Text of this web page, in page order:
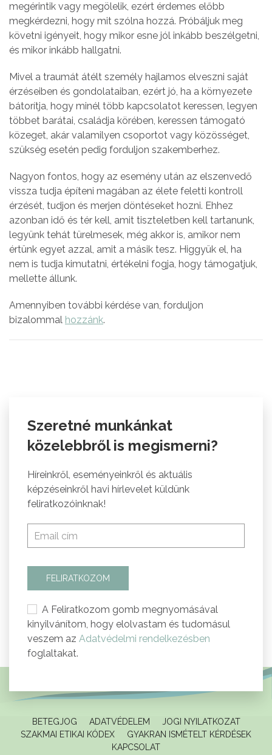
megérintik vagy megölelik, ezért érdemes előbb
megkérdezni, hogy mit szólna hozzá. Próbáljuk meg
követni igényeit, hogy mikor esne jól inkább beszélgetni,
és mikor inkább hallgatni.
Mivel a traumát átélt személy hajlamos elveszni saját
érzéseiben és gondolataiban, ezért jó, ha a környezete
bátorítja, hogy minél több kapcsolatot keressen, legyen
többet barátai, családja körében, keressen támogató
közeget, akár valamilyen csoportot vagy közösséget,
szükség esetén pedig forduljon szakemberhez.
Nagyon fontos, hogy az esemény után az elszenvedő
vissza tudja építeni magában az élete feletti kontroll
érzését, tudjon és merjen döntéseket hozni. Ehhez
azonban idő és tér kell, amit tiszteletben kell tartanunk,
legyünk tehát türelmesek, még akkor is, amikor nem
értünk egyet azzal, amit a másik tesz. Higgyük el, ha
nem is tudja kimutatni, értékelni fogja, hogy támogatjuk,
mellette állunk.
Amennyiben további kérdése van, forduljon
bizalommal hozzánk.
Szeretné munkánkat
közelebbről is megismerni?
Híreinkről, eseményeinkről és aktuális
képzéseinkről havi hírlevelet küldünk
feliratkozóinknak!
FELIRATKOZOM
A Feliratkozom gomb megnyomásával
kinyilvánítom, hogy elolvastam és tudomásul
veszem az Adatvédelmi rendelkezésben
foglaltakat.
BETEGJOG ADATVÉDELEM
JOGI NYILATKOZAT
SZAKMAI ETIKAI KÓDEX
GYAKRAN ISMÉTELT KÉRDÉSEK
KAPCSOLAT